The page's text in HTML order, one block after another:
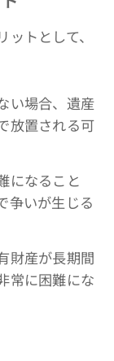
トとして、
い場合、遺産
放置される可
になること
争いが生じる
財産が長期間
常に困難にな